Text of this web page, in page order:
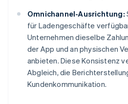
Omnichannel-Ausrichtung:
für Ladengeschäfte
Unternehmen dieselbe
der App und an physischen
anbieten. Diese Konsistenz
Abgleich, die
Kundenkommunikation.